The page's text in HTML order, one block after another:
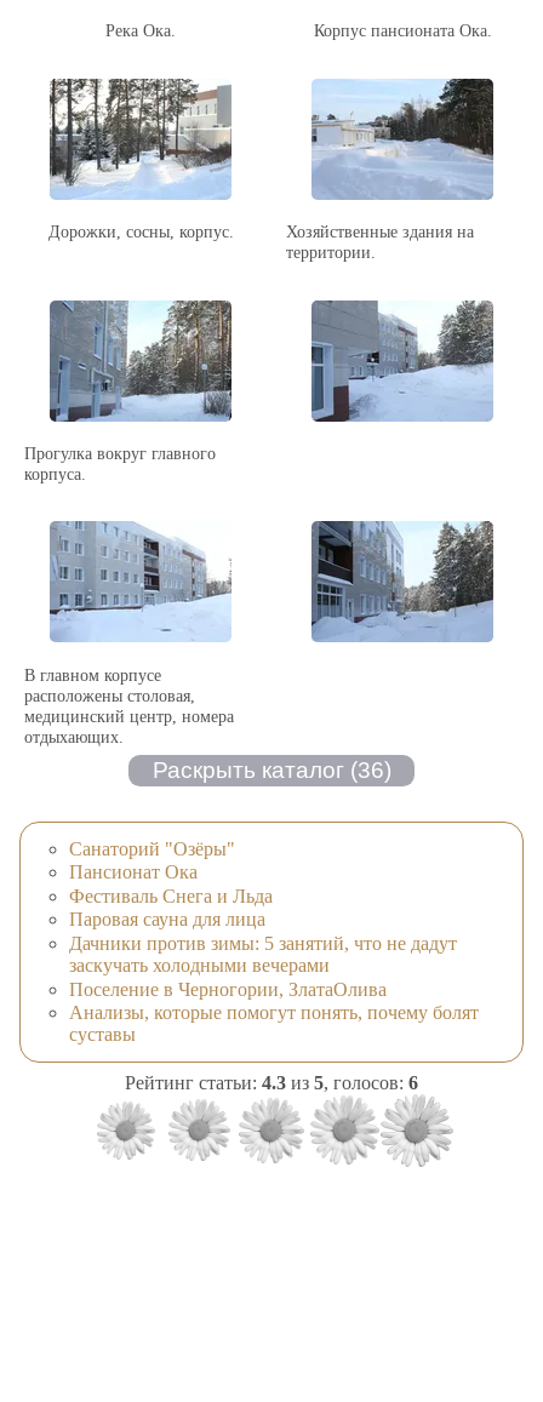
Река Ока. Корпус пансионата Ока.
Дорожки, сосны, корпус.
Хозяйственные здания на
территории.
Прогулка вокруг главного
корпуса.
В главном корпусе
расположены столовая,
медицинский центр, номера
отдыхающих.
Санаторий "Озёры"
Пансионат Ока
Фестиваль Снега и Льда
Паровая сауна для лица
Дачники против зимы: 5 занятий, что не дадут
заскучать холодными вечерами
Поселение в Черногории, ЗлатаОлива
Анализы, которые помогут понять, почему болят
суставы
Рейтинг статьи: 4.3 из 5, голосов: 6